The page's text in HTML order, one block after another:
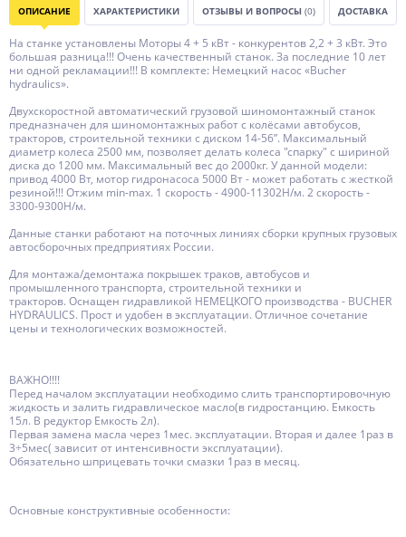
ОПИСАНИЕ ХАРАКТЕРИСТИКИ ОТЗЫВЫ И ВОПРОСЫ (0) ДОСТАВКА
На станке установлены Моторы 4 + 5 кВт - конкурентов 2,2 + 3 кВт. Это
большая разница!!! Очень качественный станок. За последние 10 лет
ни одной рекламации!!! В комплекте: Немецкий насос «Bucher
hydraulics».
Двухскоростной автоматический грузовой шиномонтажный станок
предназначен для шиномонтажных работ с колёсами автобусов,
тракторов, строительной техники с диском 14-56”. Максимальный
диаметр колеса 2500 мм, позволяет делать колеса "спарку" с шириной
диска до 1200 мм. Максимальный вес до 2000кг. У данной модели:
привод 4000 Вт, мотор гидронасоса 5000 Вт - может работать с жесткой
резиной!!! Отжим min-max. 1 скорость - 4900-11302Н/м. 2 скорость -
3300-9300Н/м.
Данные станки работают на поточных линиях сборки крупных грузовых
автосборочных предприятиях России.
Для монтажа/демонтажа покрышек траков, автобусов и
промышленного транспорта, строительной техники и
тракторов. Оснащен гидравликой НЕМЕЦКОГО производства - BUCHER
HYDRAULICS. Прост и удобен в эксплуатации. Отличное сочетание
цены и технологических возможностей.
ВАЖНО!!!!
Перед началом эксплуатации необходимо слить транспортировочную
жидкость и залить гидравлическое масло(в гидростанцию. Емкость
15л. В редуктор Емкость 2л).
Первая замена масла через 1мес. эксплуатации. Вторая и далее 1раз в
3÷5мес( зависит от интенсивности эксплуатации).
Обязательно шприцевать точки смазки 1раз в месяц.
Основные конструктивные особенности: